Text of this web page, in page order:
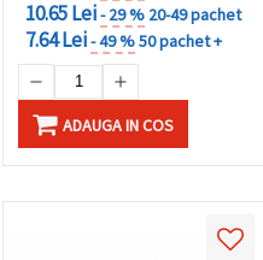
10.65 Lei- 29 % 20-49 pachet
7.64 Lei- 49 %50 pachet +
ADAUGA IN COS